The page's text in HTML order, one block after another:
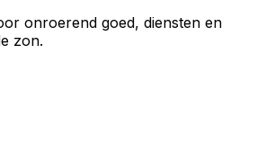
onroerend goed, diensten en
zon.